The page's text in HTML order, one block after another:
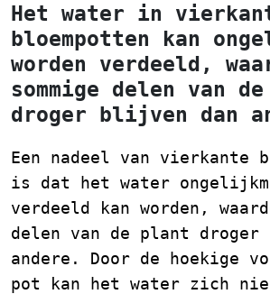
Het water in
bloempotten kan
worden verdeeld,
sommige delen van
droger blijven dan
Een nadeel van vierkante
is dat het water
verdeeld kan worden,
delen van de plant
andere. Door de hoekige
pot kan het water zich